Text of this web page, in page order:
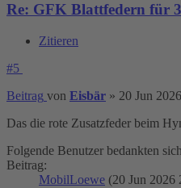
Re: GFK Blattfedern für
Zitieren
#5
Beitrag von Eisbär » 20 Jun
Das die rote Zusatzfeder beim
Folgende Benutzer bedankten
Beitrag:
MobilLoewe (20 Jun 2026